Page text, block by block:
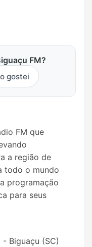
FM?
gostei
FM que
a região de
todo o mundo
programação
para seus
Biguaçu (SC)